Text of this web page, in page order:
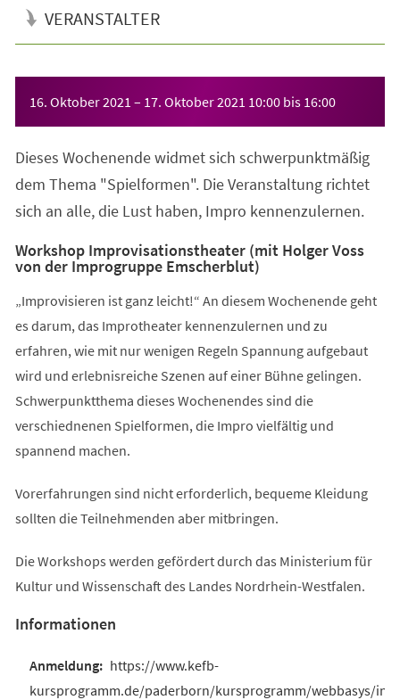
VERANSTALTER
16. Oktober 2021 – 17. Oktober 2021 10:00 bis 16:00
Dieses Wochenende widmet sich schwerpunktmäßig
dem Thema "Spielformen". Die Veranstaltung richtet
sich an alle, die Lust haben, Impro kennenzulernen.
Workshop Improvisationstheater (mit Holger Voss
von der Improgruppe Emscherblut)
„Improvisieren ist ganz leicht!“ An diesem Wochenende geht
es darum, das Improtheater kennenzulernen und zu
erfahren, wie mit nur wenigen Regeln Spannung aufgebaut
wird und erlebnisreiche Szenen auf einer Bühne gelingen.
Schwerpunktthema dieses Wochenendes sind die
verschiednenen Spielformen, die Impro vielfältig und
spannend machen.
Vorerfahrungen sind nicht erforderlich, bequeme Kleidung
sollten die Teilnehmenden aber mitbringen.
Die Workshops werden gefördert durch das Ministerium für
Kultur und Wissenschaft des Landes Nordrhein-Westfalen.
Informationen
https://www.kefb-
kursprogramm.de/paderborn/kursprogramm/webbasys/